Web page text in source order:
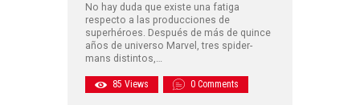
No hay duda que existe una fatiga
respecto a las producciones de
superhéroes. Después de más de quince
años de universo Marvel, tres spider-
mans distintos,…
85 Views 0 Comments